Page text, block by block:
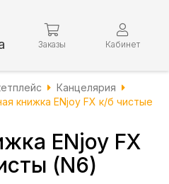
Заказы Кабинет
Канцелярия
книжка ENjoy FX к/б чистые
ENjoy FX
(N6)